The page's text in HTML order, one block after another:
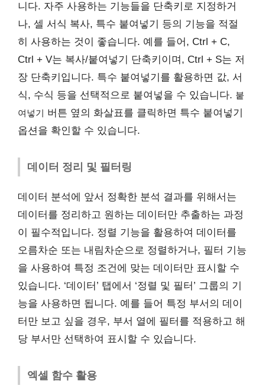
니다. 자주 사용하는 기능들을 단축키로 지정하거
나, 셀 서식 복사, 특수 붙여넣기 등의 기능을 적절
히 사용하는 것이 좋습니다. 예를 들어, Ctrl + C,
Ctrl + V는 복사/붙여넣기 단축키이며, Ctrl + S는 저
장 단축키입니다. 특수 붙여넣기를 활용하면 값, 서
식, 수식 등을 선택적으로 붙여넣을 수 있습니다. 붙
여넣기 버튼 옆의 화살표를 클릭하면 특수 붙여넣기
옵션을 확인할 수 있습니다.
데이터 정리 및 필터링
데이터 분석에 앞서 정확한 분석 결과를 위해서는
데이터를 정리하고 원하는 데이터만 추출하는 과정
이 필수적입니다. 정렬 기능을 활용하여 데이터를
오름차순 또는 내림차순으로 정렬하거나, 필터 기능
을 사용하여 특정 조건에 맞는 데이터만 표시할 수
있습니다. ‘데이터’ 탭에서 ‘정렬 및 필터’ 그룹의 기
능을 사용하면 됩니다. 예를 들어 특정 부서의 데이
터만 보고 싶을 경우, 부서 열에 필터를 적용하고 해
당 부서만 선택하여 표시할 수 있습니다.
엑셀 함수 활용